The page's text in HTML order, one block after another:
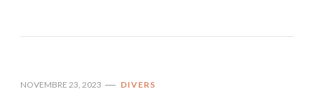
NOVEMBRE 23, 2023 DIVERS